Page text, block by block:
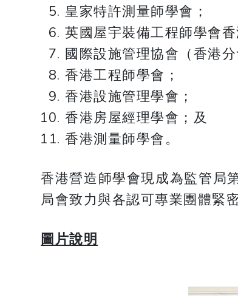
皇家特許測量師學會；
英國屋宇裝備工程師學會香
國際設施管理協會（香港分
香港工程師學會；
香港設施管理學會；
香港房屋經理學會；及
香港測量師學會。
香港營造師學會現成為監管局
局會致力與各認可專業團體緊
圖片說明